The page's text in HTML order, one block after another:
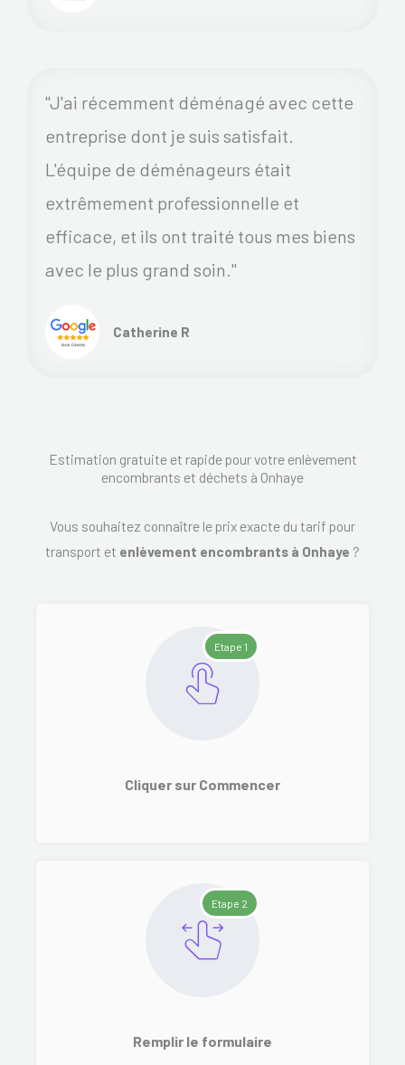
"J'ai récemment déménagé avec cette
entreprise dont je suis satisfait.
L'équipe de déménageurs était
extrêmement professionnelle et
efficace, et ils ont traité tous mes biens
avec le plus grand soin."
Catherine R
Estimation gratuite et rapide pour votre enlèvement
encombrants et déchets à Onhaye
Vous souhaitez connaître le prix exacte du tarif pour
transport et enlèvement encombrants à Onhaye ?
Etape 1
Cliquer sur Commencer
Etape 2
Remplir le formulaire